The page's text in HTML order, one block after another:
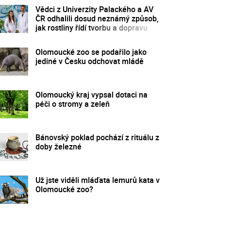
Vědci z Univerzity Palackého a AV
ČR odhalili dosud neznámý způsob,
jak rostliny řídí tvorbu a dopravu
Olomoucké zoo se podařilo jako
jediné v Česku odchovat mládě
Olomoucký kraj vypsal dotaci na
péči o stromy a zeleň
Bánovský poklad pochází z rituálu z
doby železné
Už jste viděli mláďata lemurů kata v
Olomoucké zoo?